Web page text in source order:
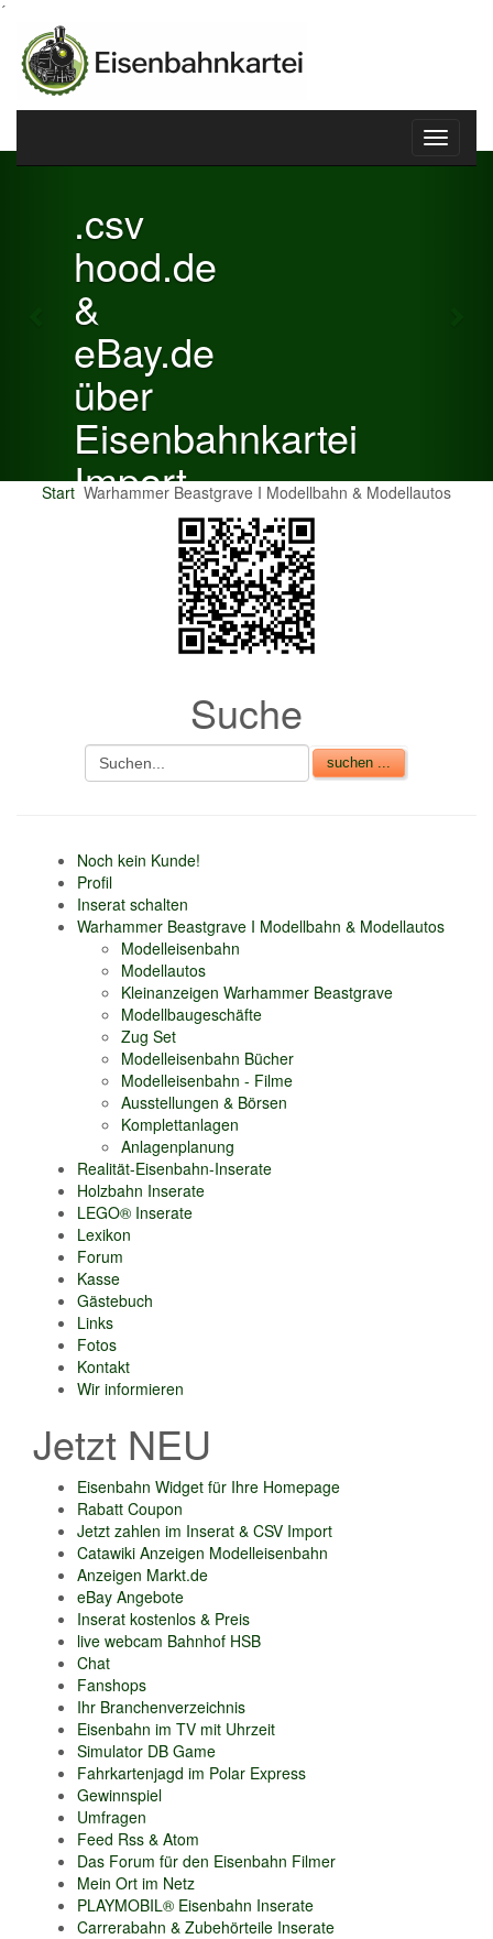
´
Toggle
.csv
hood.de
&
eBay.de
über
Eisenbahnkartei
Import
Verkaufsbetrag an
Gebühren je Inserat
CSV Import
Previous
Start Warhammer Beastgrave I Modellbahn & Modellautos
Suche
Noch kein Kunde!
Profil
Inserat schalten
Warhammer Beastgrave I Modellbahn & Modellautos
Modelleisenbahn
Modellautos
Kleinanzeigen Warhammer Beastgrave
Modellbaugeschäfte
Zug Set
Modelleisenbahn Bücher
Modelleisenbahn - Filme
Ausstellungen & Börsen
Komplettanlagen
Anlagenplanung
Realität-Eisenbahn-Inserate
Holzbahn Inserate
LEGO® Inserate
Lexikon
Forum
Kasse
Gästebuch
Links
Fotos
Kontakt
Wir informieren
Jetzt NEU
Eisenbahn Widget für Ihre Homepage
Rabatt Coupon
Jetzt zahlen im Inserat & CSV Import
Catawiki Anzeigen Modelleisenbahn
Anzeigen Markt.de
eBay Angebote
Inserat kostenlos & Preis
live webcam Bahnhof HSB
Chat
Fanshops
Ihr Branchenverzeichnis
Eisenbahn im TV mit Uhrzeit
Simulator DB Game
Fahrkartenjagd im Polar Express
Gewinnspiel
Umfragen
Feed Rss & Atom
Das Forum für den Eisenbahn Filmer
Mein Ort im Netz
PLAYMOBIL® Eisenbahn Inserate
Carrerabahn & Zubehörteile Inserate